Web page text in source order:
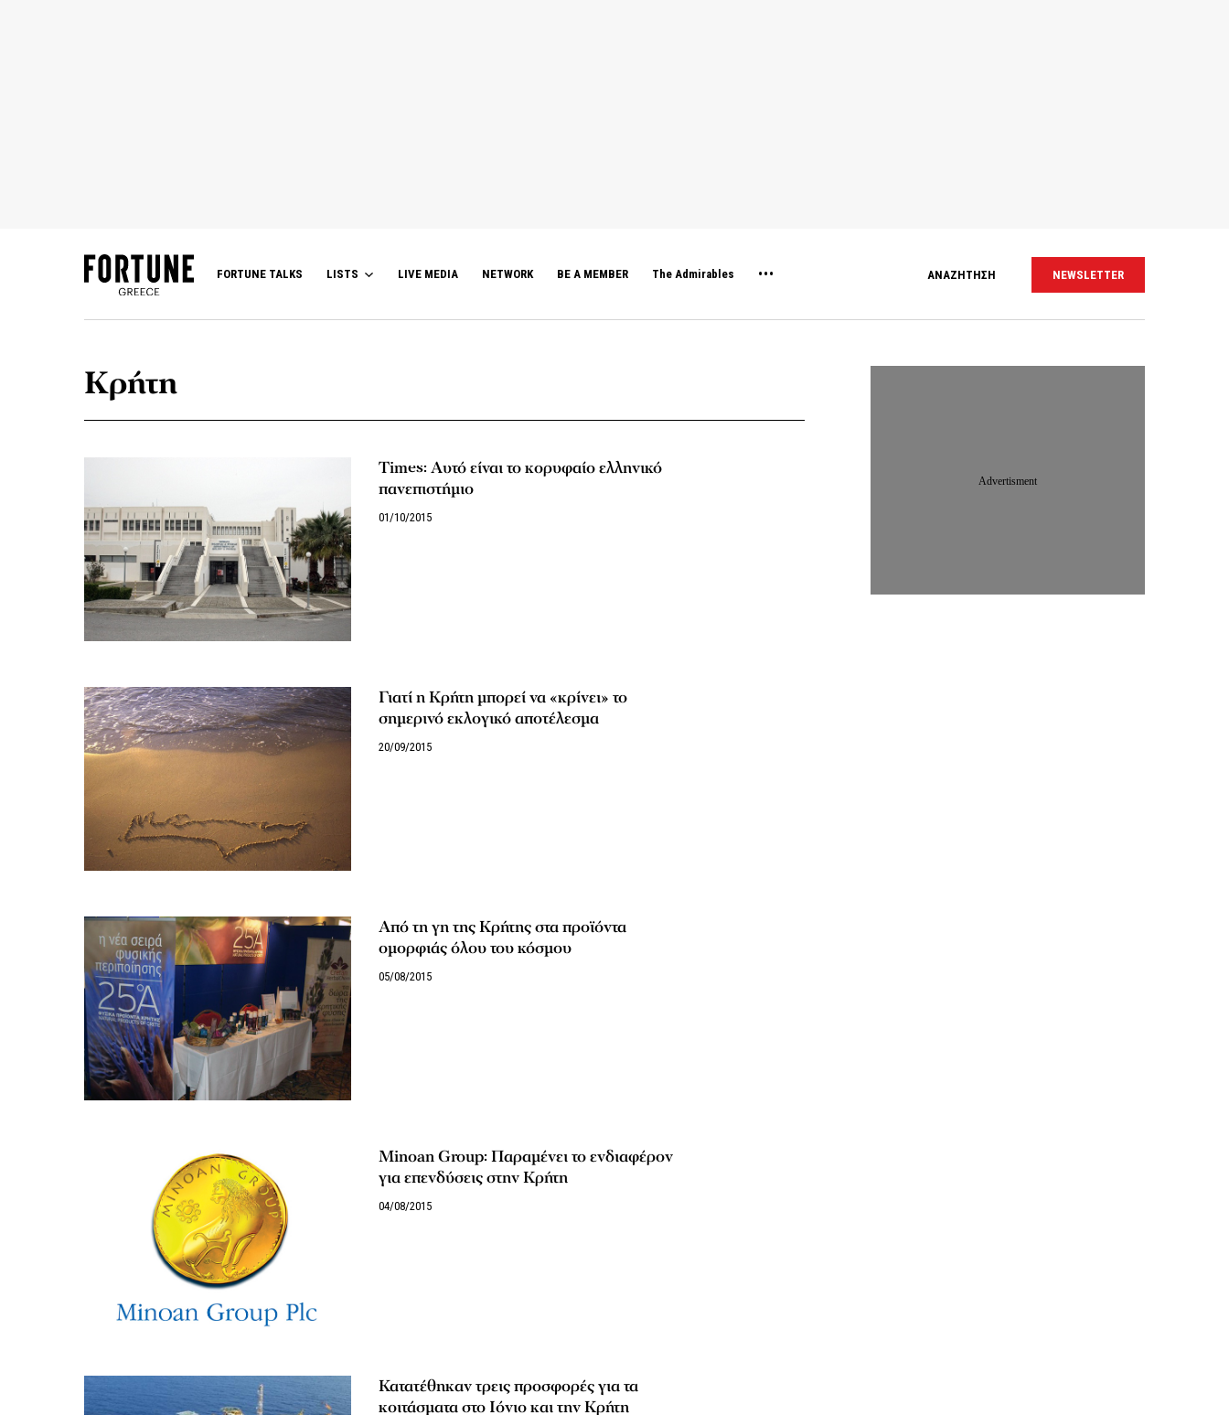
FORTUNE TALKS LISTS LIVE MEDIA NETWORK BE A MEMBER The Admirables ΑΝΑΖΗΤΗΣΗ NEWSLETTER
Κρήτη
Times: Αυτό είναι το κορυφαίο ελληνικό
πανεπιστήμιο
01/10/2015
Γιατί η Κρήτη μπορεί να «κρίνει» το
σημερινό εκλογικό αποτέλεσμα
20/09/2015
Από τη γη της Κρήτης στα προϊόντα
ομορφιάς όλου του κόσμου
05/08/2015
Minoan Group: Παραμένει το ενδιαφέρον
για επενδύσεις στην Κρήτη
04/08/2015
Κατατέθηκαν τρεις προσφορές για τα
κοιτάσματα στο Ιόνιο και την Κρήτη